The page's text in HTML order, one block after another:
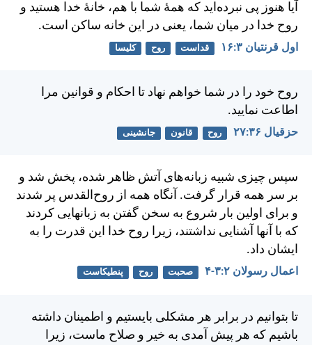
آيا هنوز پی نبرده‌ايد كه همهٔ شما با هم، خانهٔ خدا هستيد و
روح خدا در ميان شما، يعنی در اين خانه ساكن است.
اول قرنتیان ۳:‏۱۶ قداست روح کلیسا
روح خود را در شما خواهم نهاد تا احكام و قوانين مرا
اطاعت نماييد.
حزقيال ۳۶:‏۲۷ روح قانون جانشینی
سپس چيزی شبيه زبانه‌های آتش ظاهر شده، پخش شد و
بر سر همه قرار گرفت. آنگاه همه از روح‌القدس پر شدند
و برای اولين بار شروع به سخن گفتن به زبانهايی كردند
كه با آنها آشنايی نداشتند، زيرا روح خدا اين قدرت را به
ايشان داد.
اعمال رسولان ۲:‏۳-‏۴ صحبت روح پنطیکاست
تا بتوانيم در برابر هر مشكلی بايستيم و اطمينان داشته
باشيم كه هر پيش آمدی به خير و صلاح ماست، زيرا